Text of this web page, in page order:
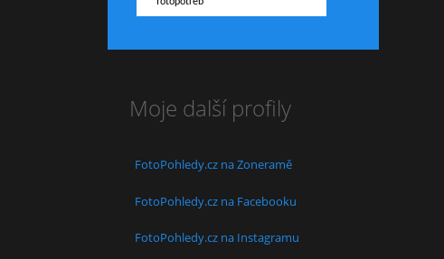
fotopotřeb
Moje další profily
FotoPohledy.cz na Zoneramě
FotoPohledy.cz na Facebooku
FotoPohledy.cz na Instagramu